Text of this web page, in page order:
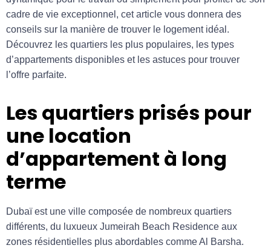
cadre de vie exceptionnel, cet article vous donnera des
conseils sur la manière de trouver le logement idéal.
Découvrez les quartiers les plus populaires, les types
d’appartements disponibles et les astuces pour trouver
l’offre parfaite.
Les quartiers prisés pour
une location
d’appartement à long
terme
Dubaï est une ville composée de nombreux quartiers
différents, du luxueux Jumeirah Beach Residence aux
zones résidentielles plus abordables comme Al Barsha.